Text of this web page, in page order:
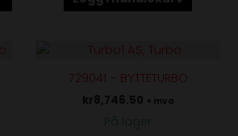
729041 – BYTTETURBO
kr8,746.50 + mva
På lager